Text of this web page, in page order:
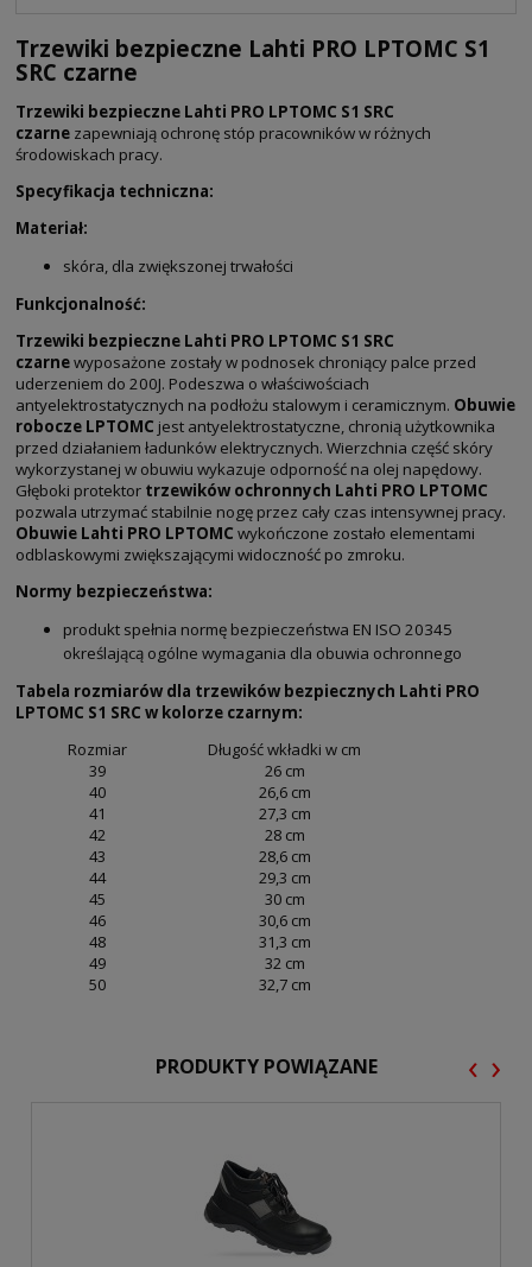
Trzewiki bezpieczne Lahti PRO LPTOMC S1
SRC czarne
Trzewiki bezpieczne Lahti PRO LPTOMC S1 SRC
czarne zapewniają ochronę stóp pracowników w różnych
środowiskach pracy.
Specyfikacja techniczna:
Materiał:
skóra, dla zwiększonej trwałości
Funkcjonalność:
Trzewiki bezpieczne Lahti PRO LPTOMC S1 SRC
czarnewyposażone zostały w podnosek chroniący palce przed
uderzeniem do 200J. Podeszwa o właściwościach
antyelektrostatycznych na podłożu stalowym i ceramicznym. Obuwie
robocze LPTOMC jest antyelektrostatyczne, chronią użytkownika
przed działaniem ładunków elektrycznych. Wierzchnia część skóry
wykorzystanej w obuwiu wykazuje odporność na olej napędowy.
Głęboki protektor trzewików ochronnych Lahti PRO LPTOMC
pozwala utrzymać stabilnie nogę przez cały czas intensywnej pracy.
Obuwie Lahti PRO LPTOMC wykończone zostało elementami
odblaskowymi zwiększającymi widoczność po zmroku.
Normy bezpieczeństwa:
produkt spełnia normę bezpieczeństwa EN ISO 20345
określającą ogólne wymagania dla obuwia ochronnego
Tabela rozmiarów dla trzewików bezpiecznych Lahti PRO
LPTOMC S1 SRC w kolorze czarnym:
Rozmiar
Długość wkładki w cm
39
26 cm
40
26,6 cm
41
27,3 cm
42
28 cm
43
28,6 cm
44
29,3 cm
45
30 cm
46
30,6 cm
48
31,3 cm
49
32 cm
50
32,7 cm
PRODUKTY POWIĄZANE ‹ ›